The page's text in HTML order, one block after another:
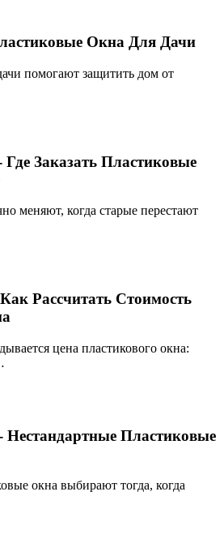
Окна Для Дачи
помогают защитить дом от
Где Заказать Пластиковые
меняют, когда старые перестают
Рассчитать Стоимость
цена пластикового окна:
Нестандартные Пластиковые
окна выбирают тогда, когда